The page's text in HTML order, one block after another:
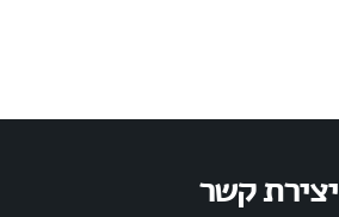
יצירת קשר